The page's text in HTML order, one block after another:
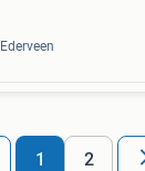
Ederveen
1 2